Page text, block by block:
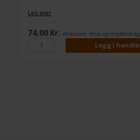
Les mer
74,00 Kr. ekslusive. mva og miljøbidrag